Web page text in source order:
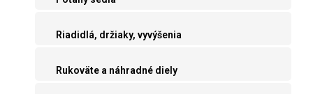
Riadidlá, držiaky, vyvýšenia
Rukoväte a náhradné diely